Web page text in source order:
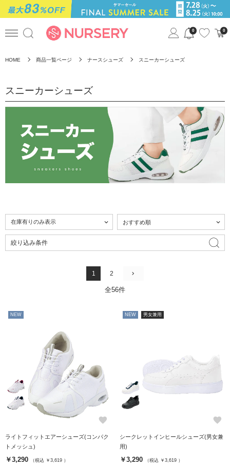
0 0
HOME 商品一覧ページ ナースシューズ スニーカーシューズ
スニーカーシューズ
絞り込み条件
1 2
全56件
NEW
favorite
ライトフィットエアーシューズ(コンパク
トメッシュ)
￥3,290 （税込 ￥3,619 ）
NEW 男女兼用
favorite
シークレットインヒールシューズ(男女兼
用)
￥3,290 （税込 ￥3,619 ）